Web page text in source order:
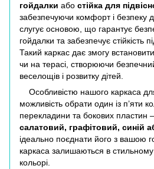
гойдалки або стійка для
забезпечуючи комфорт і безпеку
слугує основою, що гарантує
гойдалки та забезпечує стійкість
Такий каркас дає змогу
чи на терасі, створюючи
веселощів і розвитку дітей.
Особливістю нашого каркаса
можливість обрати один із п’яти
перекладини та бокових пластин
салатовий, графітовий, синій
ідеально поєднати його з вашою
каркаса залишаються в
кольорі.